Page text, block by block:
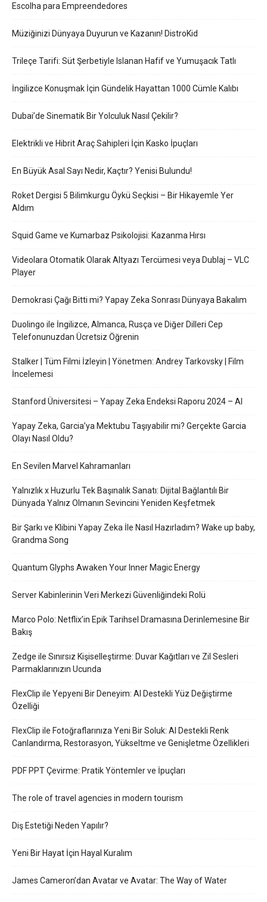
Escolha para Empreendedores
Müziğinizi Dünyaya Duyurun ve Kazanın! DistroKid
Trileçe Tarifi: Süt Şerbetiyle Islanan Hafif ve Yumuşacık Tatlı
İngilizce Konuşmak İçin Gündelik Hayattan 1000 Cümle Kalıbı
Dubai’de Sinematik Bir Yolculuk Nasıl Çekilir?
Elektrikli ve Hibrit Araç Sahipleri İçin Kasko İpuçları
En Büyük Asal Sayı Nedir, Kaçtır? Yenisi Bulundu!
Roket Dergisi 5 Bilimkurgu Öykü Seçkisi – Bir Hikayemle Yer
Aldım
Squid Game ve Kumarbaz Psikolojisi: Kazanma Hırsı
Videolara Otomatik Olarak Altyazı Tercümesi veya Dublaj – VLC
Player
Demokrasi Çağı Bitti mi? Yapay Zeka Sonrası Dünyaya Bakalım
Duolingo ile İngilizce, Almanca, Rusça ve Diğer Dilleri Cep
Telefonunuzdan Ücretsiz Öğrenin
Stalker | Tüm Filmi İzleyin | Yönetmen: Andrey Tarkovsky | Film
İncelemesi
Stanford Üniversitesi – Yapay Zeka Endeksi Raporu 2024 – AI
Yapay Zeka, Garcia’ya Mektubu Taşıyabilir mi? Gerçekte Garcia
Olayı Nasıl Oldu?
En Sevilen Marvel Kahramanları
Yalnızlık x Huzurlu Tek Başınalık Sanatı: Dijital Bağlantılı Bir
Dünyada Yalnız Olmanın Sevincini Yeniden Keşfetmek
Bir Şarkı ve Klibini Yapay Zeka İle Nasıl Hazırladım? Wake up baby,
Grandma Song
Quantum Glyphs Awaken Your Inner Magic Energy
Server Kabinlerinin Veri Merkezi Güvenliğindeki Rolü
Marco Polo: Netflix’in Epik Tarihsel Dramasına Derinlemesine Bir
Bakış
Zedge ile Sınırsız Kişiselleştirme: Duvar Kağıtları ve Zil Sesleri
Parmaklarınızın Ucunda
FlexClip ile Yepyeni Bir Deneyim: AI Destekli Yüz Değiştirme
Özelliği
FlexClip ile Fotoğraflarınıza Yeni Bir Soluk: AI Destekli Renk
Canlandırma, Restorasyon, Yükseltme ve Genişletme Özellikleri
PDF PPT Çevirme: Pratik Yöntemler ve İpuçları
The role of travel agencies in modern tourism
Diş Estetiği Neden Yapılır?
Yeni Bir Hayat İçin Hayal Kuralım
James Cameron’dan Avatar ve Avatar: The Way of Water